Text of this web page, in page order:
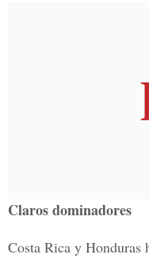
Claros dominadores
Costa Rica y Honduras